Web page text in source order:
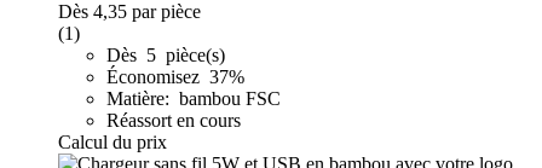
Dès 4,35 par pièce
(1)
Dès 5 pièce(s)
Économisez 37%
Matière: bambou FSC
Réassort en cours
Calcul du prix